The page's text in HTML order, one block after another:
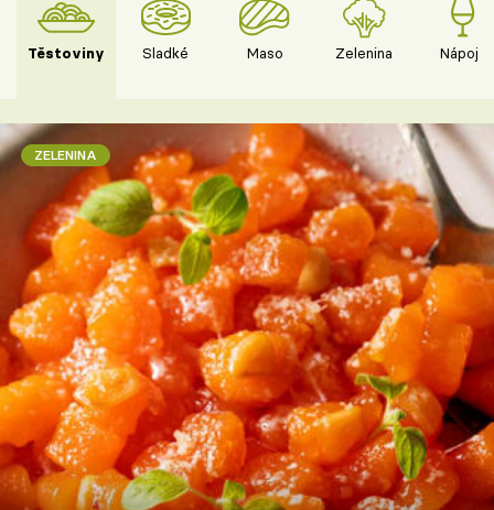
Těstoviny Sladké Maso Zelenina Nápoje
ZELENINA